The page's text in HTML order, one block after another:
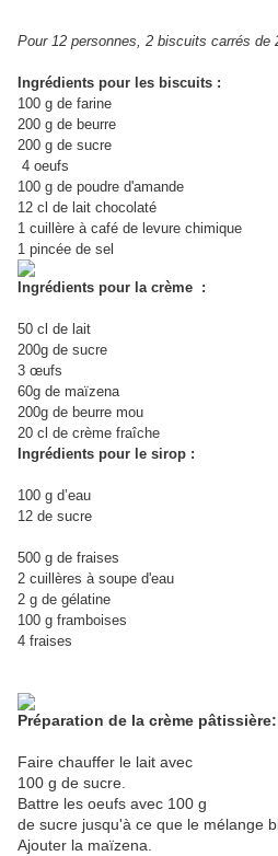
Pour 12 personnes, 2 biscuits carrés de
Ingrédients pour les biscuits :
100 g de farine
200 g de beurre
200 g de sucre
4 oeufs
100 g de poudre d'amande
12 cl de lait chocolaté
1 cuillère à café de levure chimique
1 pincée de sel
Ingrédients pour la crème :
50 cl de lait
200g de sucre
3 œufs
60g de maïzena
200g de beurre mou
20 cl de crème fraîche
Ingrédients pour le sirop :
100 g d’eau
12 de sucre
500 g de fraises
2 cuillères à soupe d'eau
2 g de gélatine
100 g framboises
4 fraises
Préparation de la crème pâtissière:
Faire chauffer le lait avec
100 g de sucre.
Battre les oeufs avec 100 g
de sucre jusqu'à ce que le mélange
Ajouter la maïzena.